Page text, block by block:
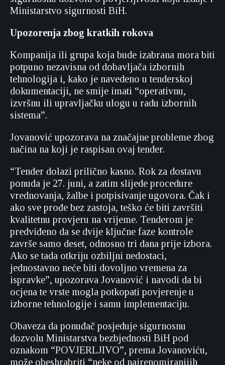
Ministarstvo sigurnosti BiH.
Upozorenja zbog kratkih rokova
Kompanija ili grupa koja bude izabrana mora biti
potpuno nezavisna od dobavljača izbornih
tehnologija i, kako je navedeno u tenderskoj
dokumentaciji, ne smije imati “operativnu,
izvršnu ili upravljačku ulogu u radu izbornih
sistema”.
Jovanović upozorava na značajne probleme zbog
načina na koji je raspisan ovaj tender.
“Tender dolazi prilično kasno. Rok za dostavu
ponuda je 27. juni, a zatim slijede procedure
vrednovanja, žalbe i potpisivanje ugovora. Čak i
ako sve prođe bez zastoja, teško će biti završiti
kvalitetnu provjeru na vrijeme. Tenderom je
predviđeno da se dvije ključne faze kontrole
završe samo deset, odnosno tri dana prije izbora.
Ako se tada otkriju ozbiljni nedostaci,
jednostavno neće biti dovoljno vremena za
ispravke”, upozorava Jovanović i navodi da bi
ocjena te vrste mogla potkopati povjerenje u
izborne tehnologije i samu implementaciju.
Obaveza da ponuđač posjeduje sigurnosnu
dozvolu Ministarstva bezbjednosti BiH pod
oznakom “POVJERLJIVO”, prema Jovanoviću,
može obeshrabriti “neke od najrenomiranijih